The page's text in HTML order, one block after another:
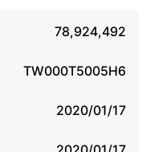
78,924,492
TW000T5005H6
2020/01/17